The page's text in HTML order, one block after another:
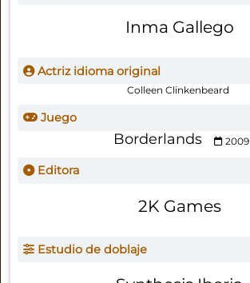
Inma Gallego
Actriz idioma original
Colleen Clinkenbeard
Juego
Borderlands 2009
Editora
2K Games
Estudio de doblaje